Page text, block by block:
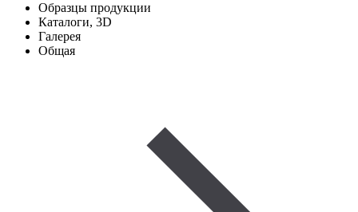
Образцы продукции
Каталоги, 3D
Галерея
Общая